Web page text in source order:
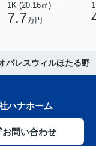
1K (20.16㎡)
7.7万円
パレスウィルほたる野
ハナホーム
お問い合わせ